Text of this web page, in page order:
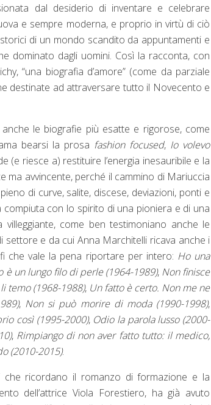
dal desiderio di inventare e celebrare
e sempre moderna, e proprio in virtù di ciò
di un mondo scandito da appuntamenti e
dominato dagli uomini. Così la racconta, con
“una biografia d’amore” (come da parziale
destinate ad attraversare tutto il Novecento e
le biografie più esatte e rigorose, come
bearsi la prosa fashion focused, Io volevo
(e riesce a) restituire l’energia inesauribile e la
avvincente, perché il cammino di Mariuccia
di curve, salite, discese, deviazioni, ponti e
con lo spirito di una pioniera e di una
come ben testimoniano anche le
e da cui Anna Marchitelli ricava anche i
che vale la pena riportare per intero: Ho una
è un lungo filo di perle (1964-1989), Non finisce
temo (1968-1988), Un fatto è certo. Non me ne
, Non si può morire di moda (1990-1998),
così (1995-2000), Odio la parola lusso (2000-
, Rimpiango di non aver fatto tutto: il medico,
(2010-2015).
che ricordano il romanzo di formazione e la
dell’attrice Viola Forestiero, ha già avuto